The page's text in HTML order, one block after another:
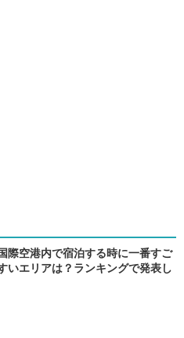
際空港内で宿泊する時に一番すご
いエリアは？ランキングで発表し